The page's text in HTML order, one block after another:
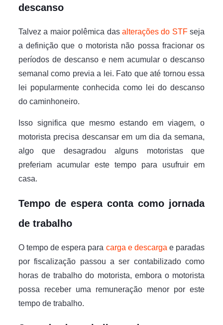
descanso
Talvez a maior polêmica dasalterações do STFseja
a definição que o motorista não possa fracionar os
períodos de descanso e nem acumular o descanso
semanal como previa a lei. Fato que até tornou essa
lei popularmente conhecida como lei do descanso
do caminhoneiro.
Isso significa que mesmo estando em viagem, o
motorista precisa descansar em um dia da semana,
algo que desagradou alguns motoristas que
preferiam acumular este tempo para usufruir em
casa.
Tempo de espera conta como jornada
de trabalho
O tempo de espera para carga e descarga e paradas
por fiscalização passou a ser contabilizado como
horas de trabalho do motorista, embora o motorista
possa receber uma remuneração menor por este
tempo de trabalho.